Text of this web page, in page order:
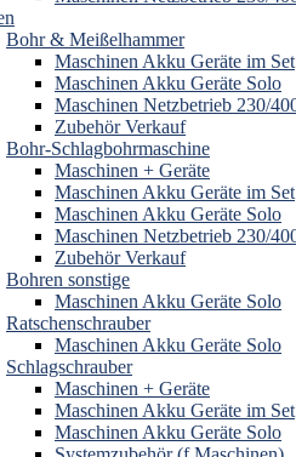
Bohr & Meißelhammer
Maschinen Akku Geräte im Set
Maschinen Akku Geräte Solo
Maschinen Netzbetrieb 230/
Zubehör Verkauf
Bohr-Schlagbohrmaschine
Maschinen + Geräte
Maschinen Akku Geräte im Set
Maschinen Akku Geräte Solo
Maschinen Netzbetrieb 230/
Zubehör Verkauf
Bohren sonstige
Maschinen Akku Geräte Solo
Ratschenschrauber
Maschinen Akku Geräte Solo
Schlagschrauber
Maschinen + Geräte
Maschinen Akku Geräte im Set
Maschinen Akku Geräte Solo